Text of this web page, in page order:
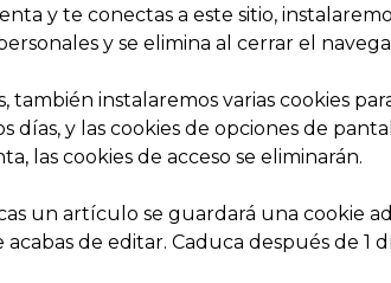
y te conectas a este sitio,
y se elimina al cerrar el
también instalaremos varias cookies
días, y las cookies de opciones de
las cookies de acceso se eliminarán.
un artículo se guardará una cookie
de editar. Caduca después de 1